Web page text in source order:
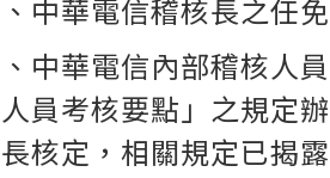
中華電信稽核長之任
中華電信內部稽核人
員考核要點」之規定
核定，相關規定已揭